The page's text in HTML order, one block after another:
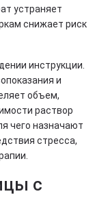
устраняет
снижает риск
инструкции.
и
объем,
раствор
чего назначают
стресса,
с